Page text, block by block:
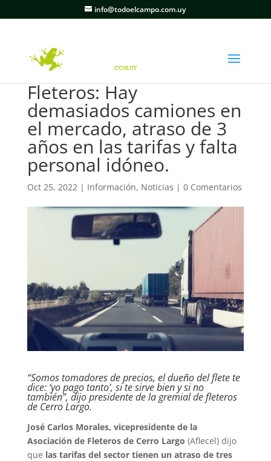
info@todoelcampo.com.uy
Fleteros: Hay
demasiados camiones en
el mercado, atraso de 3
años en las tarifas y falta
personal idóneo.
Oct 25, 2022| Información, Noticias | 0 Comentarios
“Somos tomadores de precios, el dueño del flete te
dice: ‘yo pago tanto’, si te sirve bien y si no
también”, dijo presidente de la gremial de fleteros
de Cerro Largo.
José Carlos Morales, vicepresidente de la
Asociación de Fleteros de Cerro Largo (Aflecel) dijo
que las tarifas del sector tienen un atraso de tres